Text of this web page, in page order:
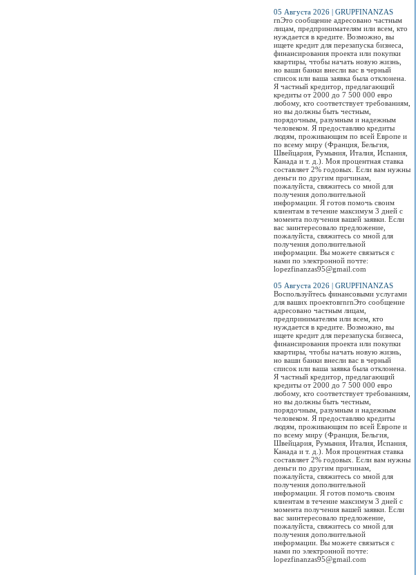
05 Августа 2026 | GRUPFINANZAS
rnЭто сообщение адресовано частным
лицам, предпринимателям или всем, кто
нуждается в кредите. Возможно, вы
ищете кредит для перезапуска бизнеса,
финансирования проекта или покупки
квартиры, чтобы начать новую жизнь,
но ваши банки внесли вас в черный
список или ваша заявка была отклонена.
Я частный кредитор, предлагающий
кредиты от 2000 до 7 500 000 евро
любому, кто соответствует требованиям,
но вы должны быть честным,
порядочным, разумным и надежным
человеком. Я предоставляю кредиты
людям, проживающим по всей Европе и
по всему миру (Франция, Бельгия,
Швейцария, Румыния, Италия, Испания,
Канада и т. д.). Моя процентная ставка
составляет 2% годовых. Если вам нужны
деньги по другим причинам,
пожалуйста, свяжитесь со мной для
получения дополнительной
информации. Я готов помочь своим
клиентам в течение максимум 3 дней с
момента получения вашей заявки. Если
вас заинтересовало предложение,
пожалуйста, свяжитесь со мной для
получения дополнительной
информации. Вы можете связаться с
нами по электронной почте:
lopezfinanzas95@gmail.com
05 Августа 2026 | GRUPFINANZAS
Воспользуйтесь финансовыми услугами
для ваших проектовrnrnЭто сообщение
адресовано частным лицам,
предпринимателям или всем, кто
нуждается в кредите. Возможно, вы
ищете кредит для перезапуска бизнеса,
финансирования проекта или покупки
квартиры, чтобы начать новую жизнь,
но ваши банки внесли вас в черный
список или ваша заявка была отклонена.
Я частный кредитор, предлагающий
кредиты от 2000 до 7 500 000 евро
любому, кто соответствует требованиям,
но вы должны быть честным,
порядочным, разумным и надежным
человеком. Я предоставляю кредиты
людям, проживающим по всей Европе и
по всему миру (Франция, Бельгия,
Швейцария, Румыния, Италия, Испания,
Канада и т. д.). Моя процентная ставка
составляет 2% годовых. Если вам нужны
деньги по другим причинам,
пожалуйста, свяжитесь со мной для
получения дополнительной
информации. Я готов помочь своим
клиентам в течение максимум 3 дней с
момента получения вашей заявки. Если
вас заинтересовало предложение,
пожалуйста, свяжитесь со мной для
получения дополнительной
информации. Вы можете связаться с
нами по электронной почте:
lopezfinanzas95@gmail.com